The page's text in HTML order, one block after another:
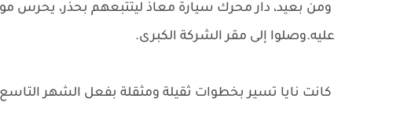
ومن بعيد، دار محرك سيارة معاذ ليتتبعهم بحذر،
عليه.وصلوا إلى مقر الشركة الكبرى.
كانت نايا تسير بخطوات ثقيلة ومثقلة بفعل الشهر